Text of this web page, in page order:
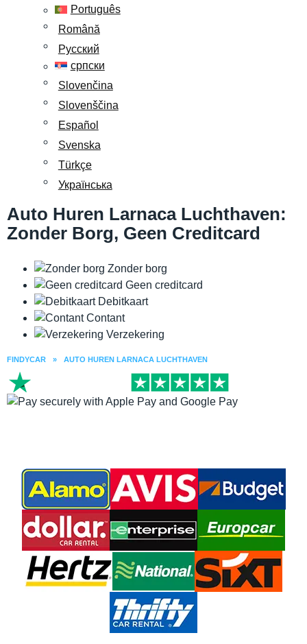
Português
Română
Русский
српски
Slovenčina
Slovenščina
Español
Svenska
Türkçe
Українська
Auto Huren Larnaca Luchthaven:
Zonder Borg, Geen Creditcard
Zonder borg
Geen creditcard
Debitkaart
Contant
Verzekering
FINDYCAR » AUTO HUREN LARNACA LUCHTHAVEN